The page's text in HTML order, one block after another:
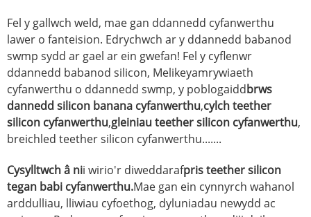
Fel y gallwch weld, mae gan ddannedd cyfanwerthu
lawer o fanteision. Edrychwch ar y ddannedd babanod
swmp sydd ar gael ar ein gwefan! Fel y cyflenwr
ddannedd babanod silicon, Melikeyamrywiaeth
cyfanwerthu o ddannedd swmp, y poblogaiddbrws
dannedd silicon banana cyfanwerthu,cylch teether
silicon cyfanwerthu,gleiniau teether silicon cyfanwerthu,
breichled teether silicon cyfanwerthu.......
Cysylltwch â nii wirio'r diweddarafpris teether silicon
tegan babi cyfanwerthu.Mae gan ein cynnyrch wahanol
arddulliau, lliwiau cyfoethog, dyluniadau newydd ac